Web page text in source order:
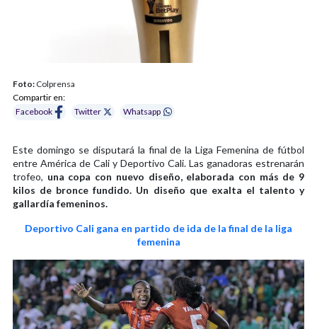
Foto: Colprensa
Compartir en:
Facebook
Twitter Whatsapp
Este domingo se disputará la final de la Liga Femenina de fútbol
entre América de Cali y Deportivo Cali. Las ganadoras estrenarán
trofeo, una copa con nuevo diseño, elaborada con más de 9
kilos de bronce fundido. Un diseño que exalta el talento y
gallardía femeninos.
Deportivo Cali gana en partido de ida de la final de la liga
femenina